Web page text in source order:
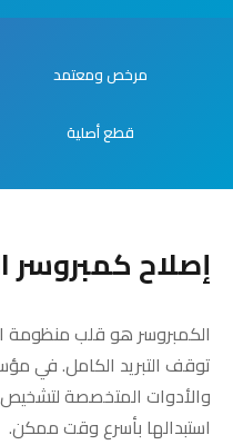
مرخص ومعتمد
قطع أصلية
إصلاح كمبروسر
الكمبروسر هو قلب منظومة
توقف التبريد الكامل. في
والأدوات المتخصصة
استبدالها بأسرع وقت ممكن.